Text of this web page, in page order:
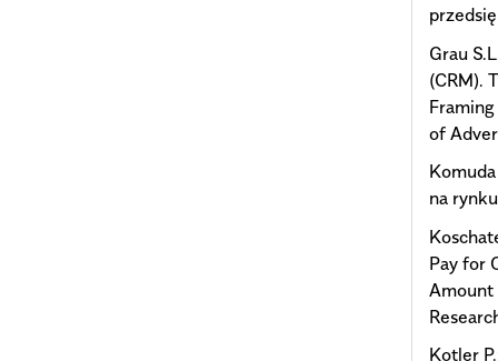
Grau
(CRM).
of
na
Pay for
Amount
Kotler